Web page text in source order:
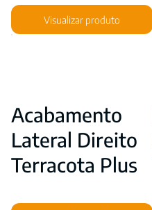
Visualizar produto
Acabamento
Lateral Direito
Terracota Plus